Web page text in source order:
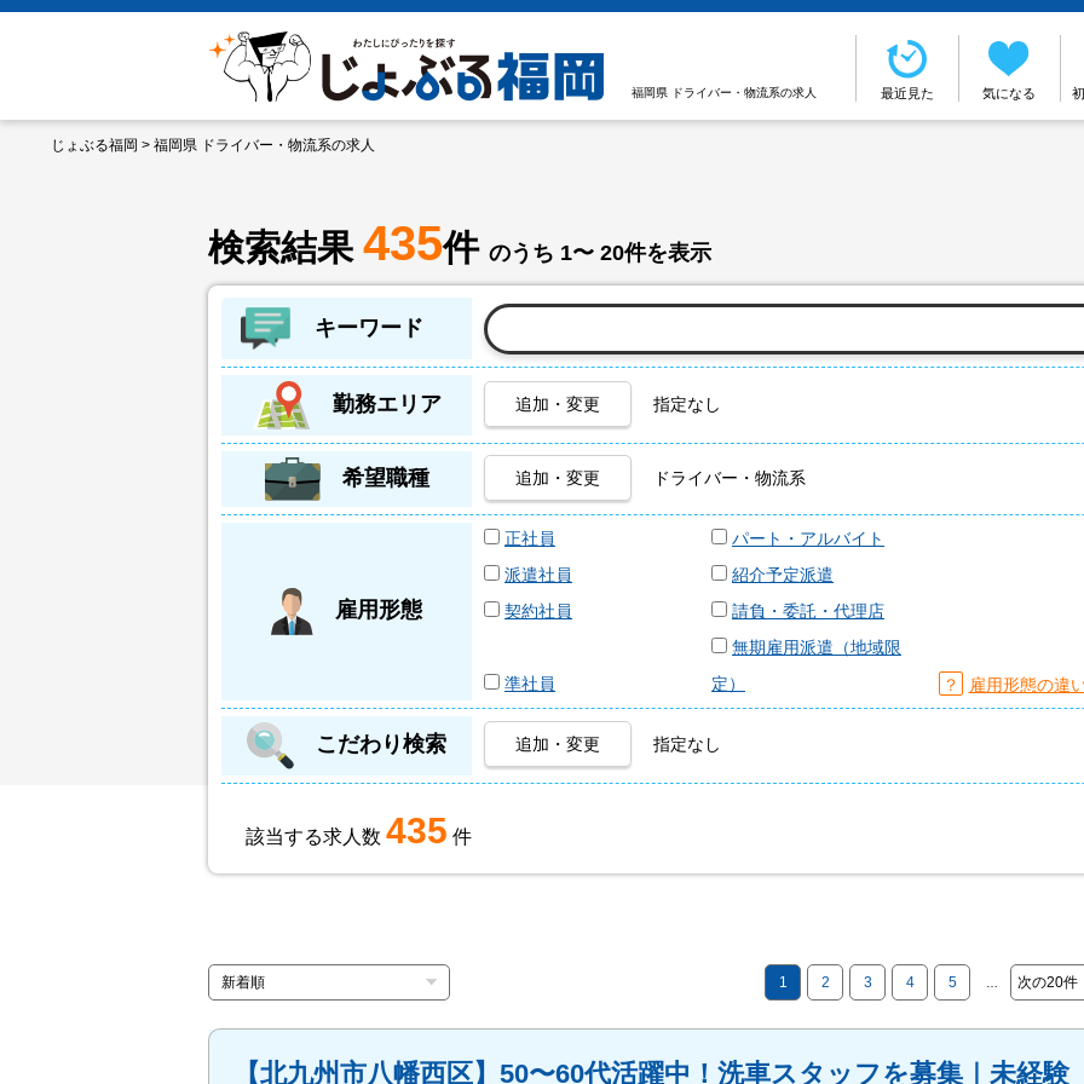
福岡県 ドライバー・物流系の求人 最近見た 気になる
じょぶる福岡 > 福岡県 ドライバー・物流系の求人
検索結果 435件 のうち 1〜 20件を表示
キーワード
勤務エリア 追加・変更 指定なし
希望職種 追加・変更 ドライバー・物流系
雇用形態
正社員
パート・アルバイト
派遣社員
紹介予定派遣
契約社員
請負・委託・代理店
準社員
無期雇用派遣（地域限
定）
？ 雇用形態の違
こだわり検索 追加・変更 指定なし
該当する求人数 435 件
1 2 3 4 5 次の20件
【北九州市⼋幡⻄区】50〜60代活躍中！洗車スタッフを募集｜未経験